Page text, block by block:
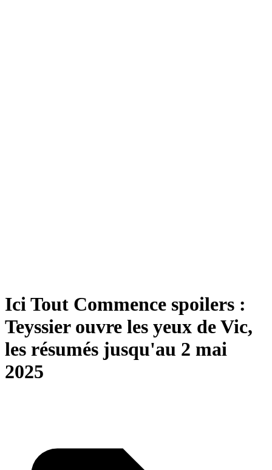
Ici Tout Commence spoilers :
Teyssier ouvre les yeux de Vic,
les résumés jusqu'au 2 mai
2025